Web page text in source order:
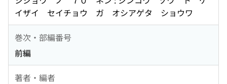
イザイ セイチョウ ガ オシアゲタ ショウワ
巻次・部編番号
前編
著者・編者